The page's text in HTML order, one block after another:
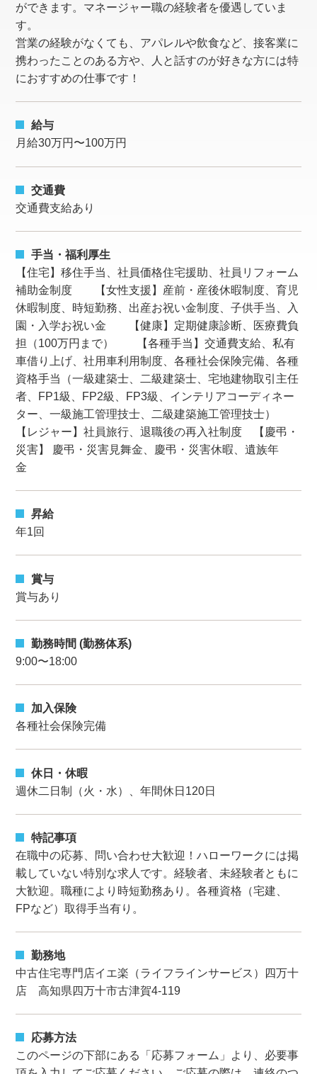
ができます。マネージャー職の経験者を優遇していま
す。
営業の経験がなくても、アパレルや飲食など、接客業に
携わったことのある方や、人と話すのが好きな方には特
におすすめの仕事です！
給与
月給30万円〜100万円
交通費
交通費支給あり
手当・福利厚生
【住宅】移住手当、社員価格住宅援助、社員リフォーム
補助金制度 【女性支援】産前・産後休暇制度、育児
休暇制度、時短勤務、出産お祝い金制度、子供手当、入
園・入学お祝い金 【健康】定期健康診断、医療費負
担（100万円まで） 【各種手当】交通費支給、私有
車借り上げ、社用車利用制度、各種社会保険完備、各種
資格手当（一級建築士、二級建築士、宅地建物取引主任
者、FP1級、FP2級、FP3級、インテリアコーディネー
ター、一級施工管理技士、二級建築施工管理技士）
【レジャー】社員旅行、退職後の再入社制度 【慶弔・
災害】 慶弔・災害見舞金、慶弔・災害休暇、遺族年
金
昇給
年1回
賞与
賞与あり
勤務時間 (勤務体系)
9:00〜18:00
加入保険
各種社会保険完備
休日・休暇
週休二日制（火・水）、年間休日120日
特記事項
在職中の応募、問い合わせ大歓迎！ハローワークには掲
載していない特別な求人です。経験者、未経験者ともに
大歓迎。職種により時短勤務あり。各種資格（宅建、
FPなど）取得手当有り。
勤務地
中古住宅専門店イエ楽（ライフラインサービス）四万十
店 高知県四万十市古津賀4-119
応募方法
このページの下部にある「応募フォーム」より、必要事